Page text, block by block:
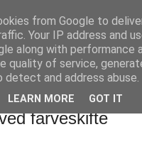
yndlingsbeskæftigelse:
farveskifte
from Google to
Your IP address and
along with performance
quality of service,
and address abuse.
LEARN MORE GOT IT